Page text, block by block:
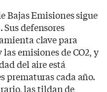
Bajas Emisiones sigue
defensores
clave para
emisiones de CO2, y
del aire está
prematuras cada año.
las tildan de